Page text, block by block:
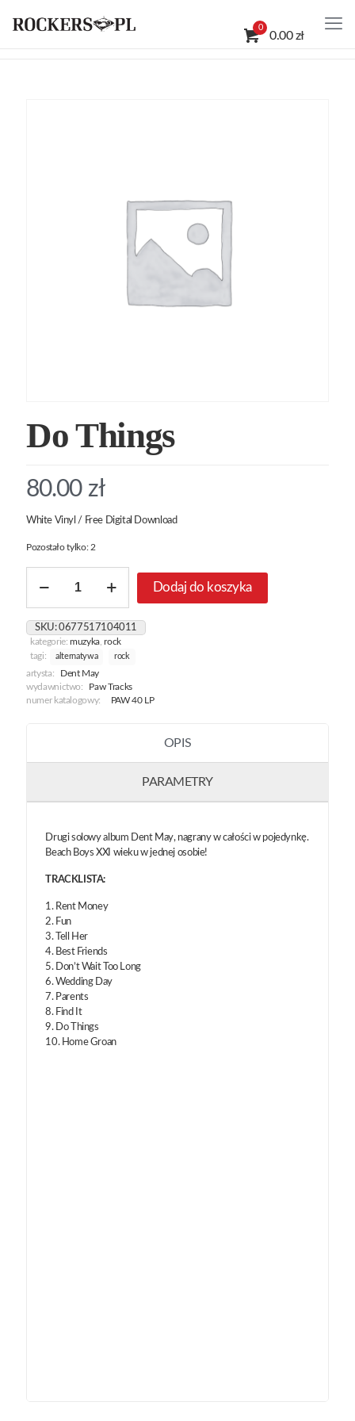
0
0.00 zł
Do Things
80.00 zł
White Vinyl / Free Digital Download
Pozostało tylko: 2
Dodaj do koszyka
SKU:0677517104011
kategorie:muzyka,rock
tagi:
alternatywa rock
artysta:
Dent May
wydawnictwo:
Paw Tracks
numer katalogowy:
PAW 40 LP
OPIS
PARAMETRY
Drugi solowy album Dent May, nagrany w całości w pojedynkę.
Beach Boys XXI wieku w jednej osobie!
TRACKLISTA:
1. Rent Money
2. Fun
3. Tell Her
4. Best Friends
5. Don’t Wait Too Long
6. Wedding Day
7. Parents
8. Find It
9. Do Things
10. Home Groan